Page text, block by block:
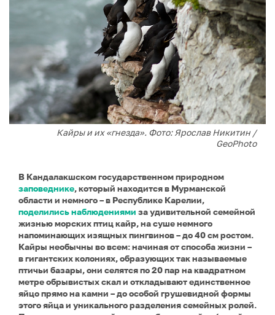
Кайры и их «гнезда». Фото: Ярослав Никитин /
GeoPhoto
В Кандалакшском государственном природном
заповеднике, который находится в Мурманской
области и немного – в Республике Карелии,
поделились наблюдениями за удивительной семейной
жизнью морских птиц кайр, на суше немного
напоминающих изящных пингвинов – до 40 см ростом.
Кайры необычны во всем: начиная от способа жизни –
в гигантских колониях, образующих так называемые
птичьи базары, они селятся по 20 пар на квадратном
метре обрывистых скал и откладывают единственное
яйцо прямо на камни – до особой грушевидной формы
этого яйца и уникального разделения семейных ролей.